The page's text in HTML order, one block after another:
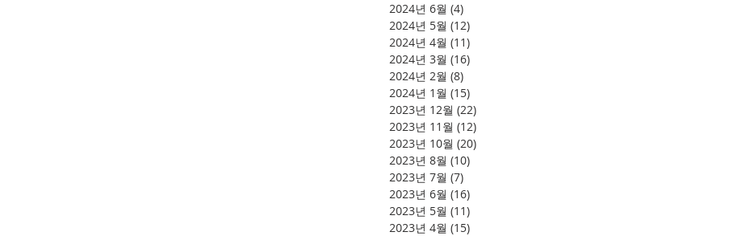
2024년 6월 (4)
2024년 5월 (12)
2024년 4월 (11)
2024년 3월 (16)
2024년 2월 (8)
2024년 1월 (15)
2023년 12월 (22)
2023년 11월 (12)
2023년 10월 (20)
2023년 8월 (10)
2023년 7월 (7)
2023년 6월 (16)
2023년 5월 (11)
2023년 4월 (15)